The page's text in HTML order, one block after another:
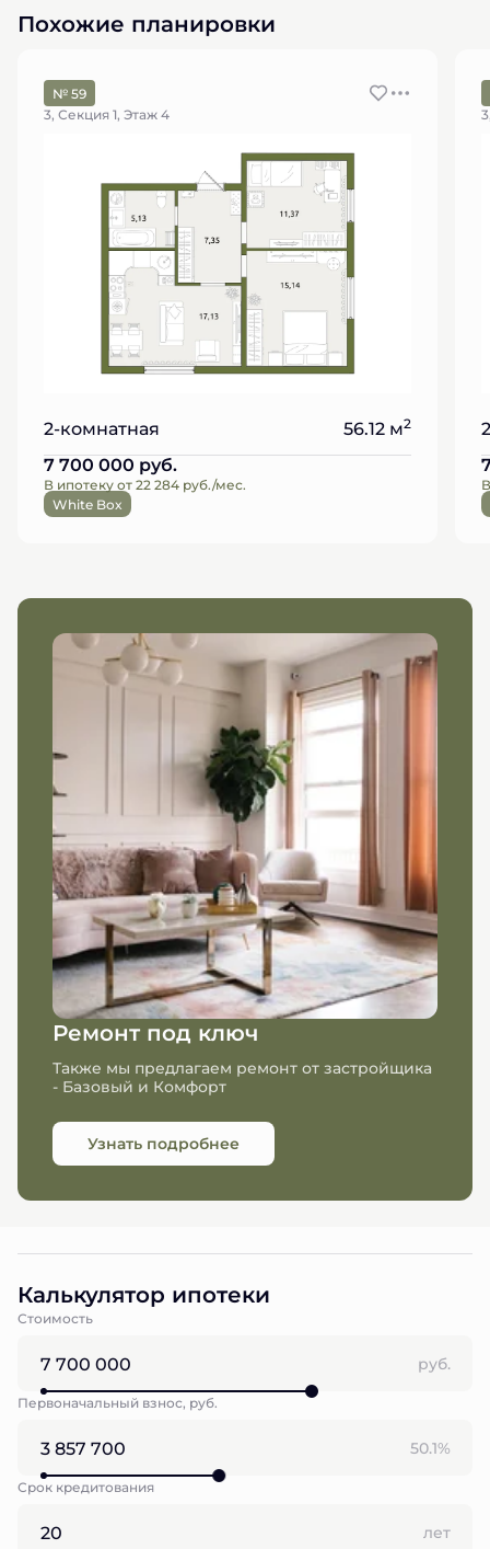
Похожие планировки
№ 59
3, Секция 1, Этаж 4
2-комнатная 56.12 м2
7 700 000 руб.
В ипотеку от 22 284 руб./мес.
White Box
Ремонт под ключ
Также мы предлагаем ремонт от застройщика
- Базовый и Комфорт
Узнать подробнее
Калькулятор ипотеки
Стоимость
руб.
Первоначальный взнос, руб.
50.1%
Срок кредитования
лет